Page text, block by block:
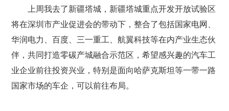
上周我去了新疆塔城，新疆塔城重点开发开放试验区
将在深圳市产业促进会的带动下，整合了包括国家电网、
华润电力、百度、三一重工、航翼科技等在内产业生态伙
伴，共同打造零碳产城融合示范区，希望感兴趣的汽车工
业企业前往投资兴业，特别是面向哈萨克斯坦等一带一路
国家市场的车企，可以前往布局。